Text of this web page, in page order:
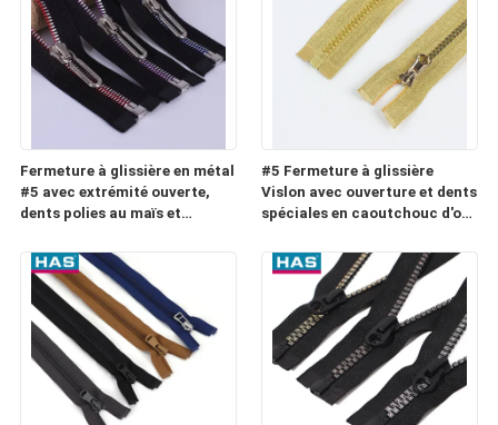
Fermeture à glissière en métal
#5 avec extrémité ouverte,
dents polies au maïs et
#5 Fermeture à glissière
Vislon avec ouverture et dents
spéciales en caoutchouc d'or